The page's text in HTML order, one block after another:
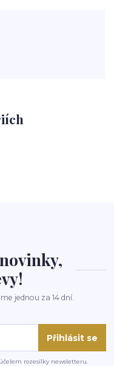
jednou za 14 dní.
Přihlásit se
rozesílky newsletteru.